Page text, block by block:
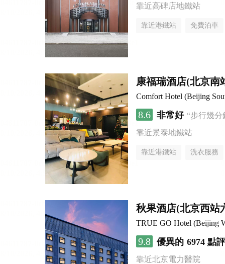
靠近高碑店地鐵站
靠近港鐵站 免費泊車
康福瑞酒店(北京南
Comfort Hotel (Beijing
8.6 非常好 “步行幾
靠近景泰地鐵站
靠近港鐵站 洗衣服務
秋果酒店(北京西站
TRUE GO Hotel (Beijing
9.8 優異的 6974 點評
靠近北京電力醫院